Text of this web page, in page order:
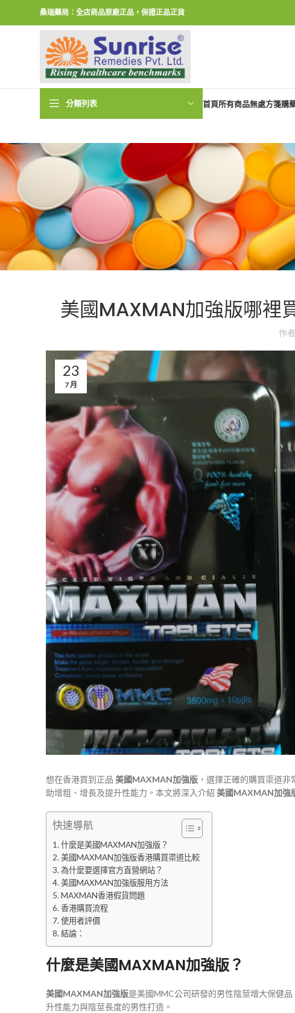
桑瑞藥局：全店商品原廠正品，保證正品正貨
分類列表 首頁所有商品無處方箋購
美國MAXMAN加強版哪裡
作
23
7 月
想在香港買到正品 美國MAXMAN加強版 ，選擇正確的購買渠道
助增粗、增長及提升性能力。本文將深入介紹 美國MAXMAN加強
快速導航
什麼是美國MAXMAN加強版？
美國MAXMAN加強版香港購買渠道比較
為什麼要選擇官方直營網站？
美國MAXMAN加強版服用方法
MAXMAN香港假貨問題
香港購買流程
使用者評價
結論：
什麼是美國MAXMAN加強版？
美國MAXMAN加強版是美國MMC公司研發的男性陰莖增大保健
升性能力與陰莖長度的男性打造。